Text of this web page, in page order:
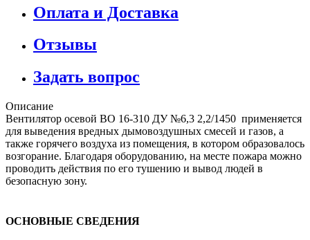
Оплата и Доставка
Отзывы
Задать вопрос
Описание
Вентилятор осевой ВО 16-310 ДУ №6,3 2,2/1450 применяется
для выведения вредных дымовоздушных смесей и газов, а
также горячего воздуха из помещения, в котором образовалось
возгорание. Благодаря оборудованию, на месте пожара можно
проводить действия по его тушению и вывод людей в
безопасную зону.
ОСНОВНЫЕ СВЕДЕНИЯ